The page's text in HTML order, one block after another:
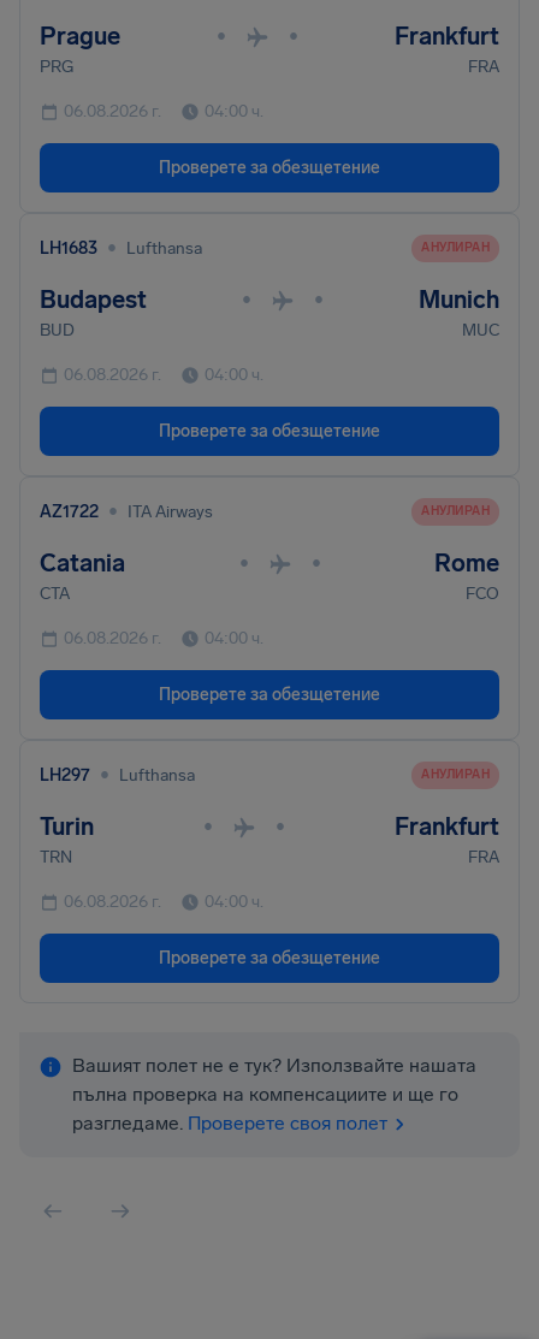
Prague • • Frankfurt
PRG FRA
06.08.2026 г. 04:00 ч.
Проверете за обезщетение
LH1683 • Lufthansa AНУЛИРАН
Budapest • • Munich
BUD MUC
06.08.2026 г. 04:00 ч.
Проверете за обезщетение
AZ1722 • ITA Airways AНУЛИРАН
Catania • • Rome
CTA FCO
06.08.2026 г. 04:00 ч.
Проверете за обезщетение
LH297 • Lufthansa AНУЛИРАН
Turin • • Frankfurt
TRN FRA
06.08.2026 г. 04:00 ч.
Проверете за обезщетение
Вашият полет не е тук? Използвайте нашата
пълна проверка на компенсациите и ще го
разгледаме. Проверете своя полет